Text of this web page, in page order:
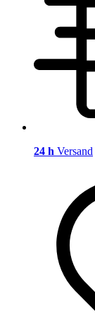
24 h Versand